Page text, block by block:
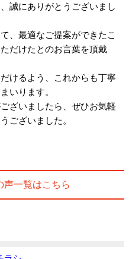
誠にありがとうございまし
、最適なご提案ができたこ
だけたとのお言葉を頂戴
けるよう、これからも丁寧
いります。
ざいましたら、ぜひお気軽
ございました。
声一覧はこちら